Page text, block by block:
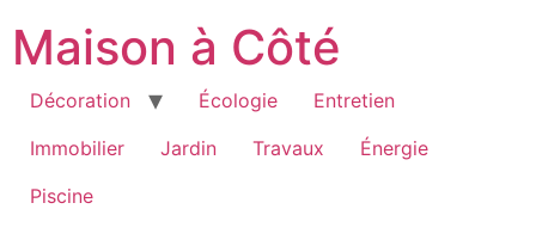
contenu
Maison à Côté
Décoration Écologie
Entretien
Immobilier
Jardin Travaux
Énergie
Piscine